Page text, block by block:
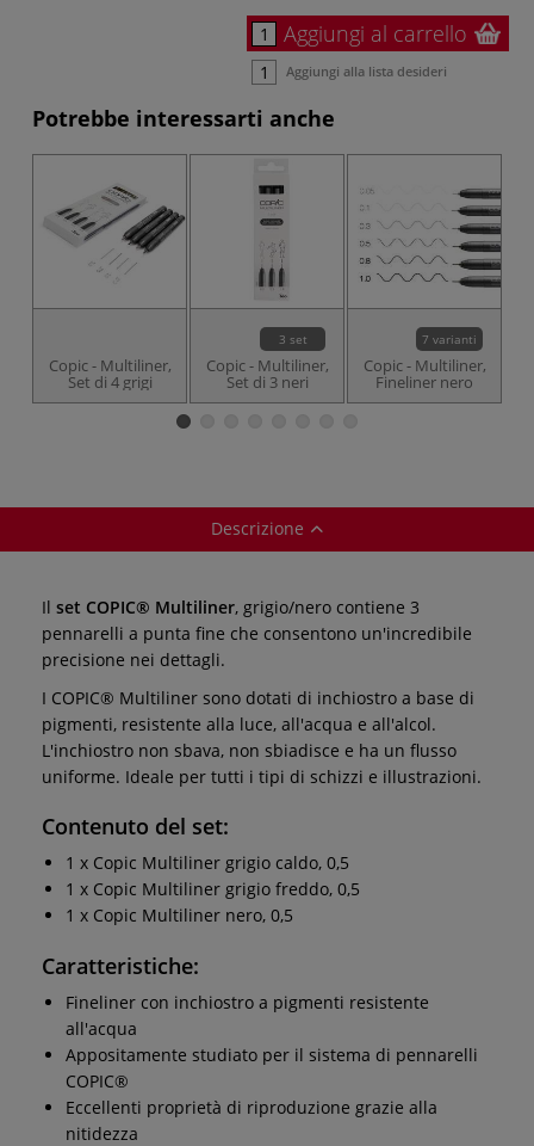
Aggiungi al carrello
Aggiungi alla lista desideri
Potrebbe interessarti anche
Copic - Multiliner,
Set di 4 grigi
3 set
Copic - Multiliner,
Set di 3 neri
7 varianti
Copic - Multiliner,
Fineliner nero
Descrizione
Il set COPIC® Multiliner, grigio/nero contiene 3
pennarelli a punta fine che consentono un'incredibile
precisione nei dettagli.
I COPIC® Multiliner sono dotati di inchiostro a base di
pigmenti, resistente alla luce, all'acqua e all'alcol.
L'inchiostro non sbava, non sbiadisce e ha un flusso
uniforme. Ideale per tutti i tipi di schizzi e illustrazioni.
Contenuto del set:
1 x Copic Multiliner grigio caldo, 0,5
1 x Copic Multiliner grigio freddo, 0,5
1 x Copic Multiliner nero, 0,5
Caratteristiche:
Fineliner con inchiostro a pigmenti resistente
all'acqua
Appositamente studiato per il sistema di pennarelli
COPIC®
Eccellenti proprietà di riproduzione grazie alla
nitidezza